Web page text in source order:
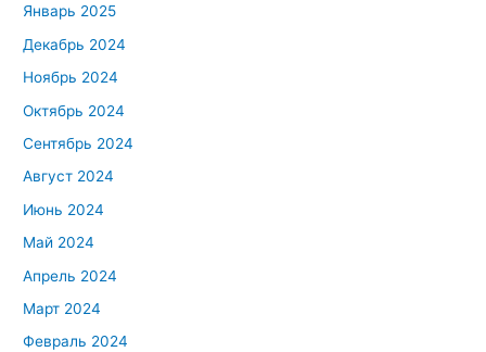
Январь 2025
Декабрь 2024
Ноябрь 2024
Октябрь 2024
Сентябрь 2024
Август 2024
Июнь 2024
Май 2024
Апрель 2024
Март 2024
Февраль 2024